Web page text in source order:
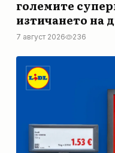
големите
изтичането на
7 август 2026 236